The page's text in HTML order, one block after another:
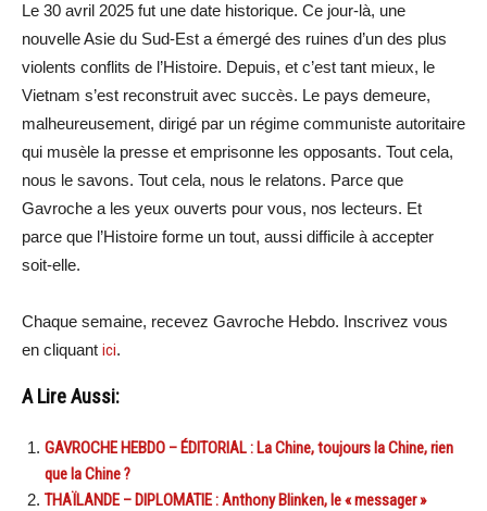
Le 30 avril 2025 fut une date historique. Ce jour-là, une
nouvelle Asie du Sud-Est a émergé des ruines d’un des plus
violents conflits de l’Histoire. Depuis, et c’est tant mieux, le
Vietnam s’est reconstruit avec succès. Le pays demeure,
malheureusement, dirigé par un régime communiste autoritaire
qui musèle la presse et emprisonne les opposants. Tout cela,
nous le savons. Tout cela, nous le relatons. Parce que
Gavroche a les yeux ouverts pour vous, nos lecteurs. Et
parce que l’Histoire forme un tout, aussi difficile à accepter
soit-elle.
Chaque semaine, recevez Gavroche Hebdo. Inscrivez vous
en cliquant ici.
A Lire Aussi:
GAVROCHE HEBDO – ÉDITORIAL : La Chine, toujours la Chine, rien
que la Chine ?
THAÏLANDE – DIPLOMATIE : Anthony Blinken, le « messager »